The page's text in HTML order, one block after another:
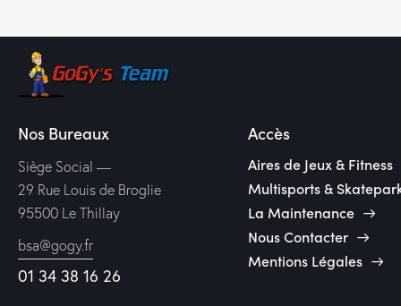
Nos Bureaux
Siège Social —
29 Rue Louis de Broglie
95500 Le Thillay
bsa@gogy.fr
01 34 38 16 26
Accès
Aires de Jeux & Fitness
Multisports &
La Maintenance
Nous Contacter
Mentions Légales